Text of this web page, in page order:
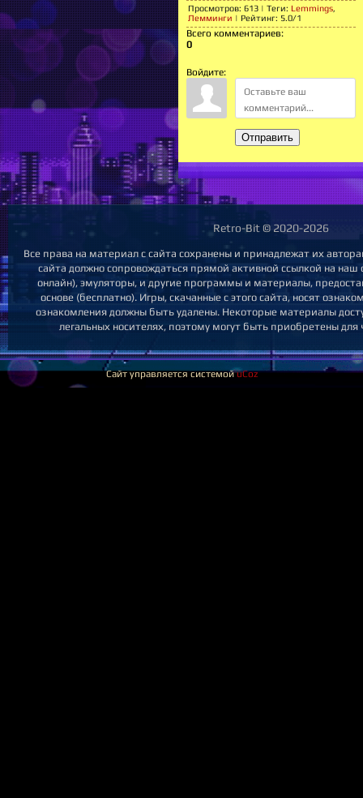
Просмотров: 613 | Теги: Lemmings,
Лемминги | Рейтинг: 5.0/1
Всего комментариев:
0
Войдите:
Отправить
Retro-Bit © 2020-2026
Все права на материал с сайта сохранены и принадлежат их
сайта должно сопровождаться прямой активной ссылкой на наш
онлайн), эмуляторы, и другие программы и материалы,
основе (бесплатно). Игры, скачанные с этого сайта, носят
ознакомления должны быть удалены. Некоторые материалы
легальных носителях, поэтому могут быть приобретены для
Сайт управляется системойuCoz